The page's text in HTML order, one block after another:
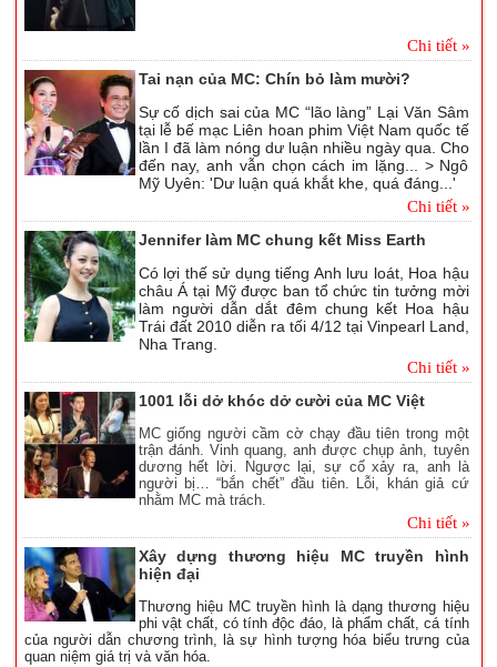
Chi tiết »
Tai nạn của MC: Chín bỏ làm mười?
Sự cố dịch sai của MC “lão làng” Lại Văn Sâm
tại lễ bế mạc Liên hoan phim Việt Nam quốc tế
lần I đã làm nóng dư luận nhiều ngày qua. Cho
đến nay, anh vẫn chọn cách im lặng... > Ngô
Mỹ Uyên: 'Dư luận quá khắt khe, quá đáng...'
Chi tiết »
Jennifer làm MC chung kết Miss Earth
Có lợi thế sử dụng tiếng Anh lưu loát, Hoa hậu
châu Á tại Mỹ được ban tổ chức tin tưởng mời
làm người dẫn dắt đêm chung kết Hoa hậu
Trái đất 2010 diễn ra tối 4/12 tại Vinpearl Land,
Nha Trang.
Chi tiết »
1001 lỗi dở khóc dở cười của MC Việt
MC giống người cầm cờ chạy đầu tiên trong một
trận đánh. Vinh quang, anh được chụp ảnh, tuyên
dương hết lời. Ngược lại, sự cố xảy ra, anh là
người bị… “bắn chết” đầu tiên. Lỗi, khán giả cứ
nhằm MC mà trách.
Chi tiết »
Xây dựng thương hiệu MC truyền hình
hiện đại
Thương hiệu MC truyền hình là dạng thương hiệu
phi vật chất, có tính độc đáo, là phẩm chất, cá tính
của người dẫn chương trình, là sự hình tượng hóa biểu trưng của
quan niệm giá trị và văn hóa.